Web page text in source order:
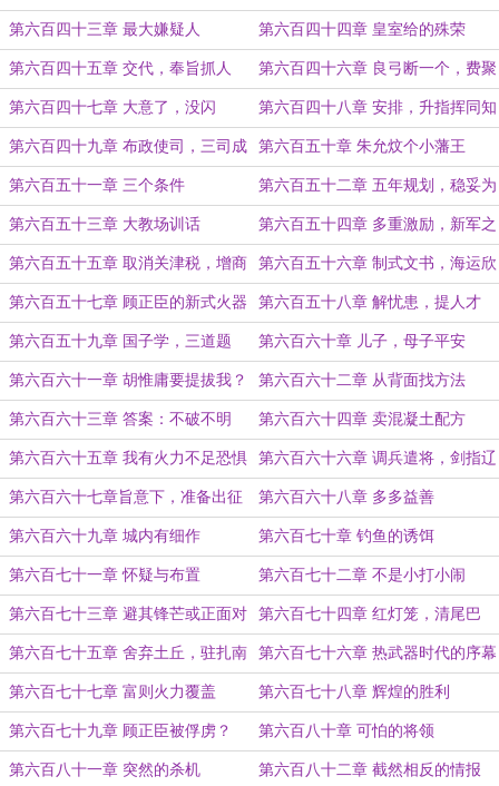
第六百四十三章 最大嫌疑人 第六百四十四章 皇室给的殊荣
第六百四十五章 交代，奉旨抓人 第六百四十六章 良弓断一个，费聚
死
第六百四十七章 大意了，没闪 第六百四十八章 安排，升指挥同知
第六百四十九章 布政使司，三司成 第六百五十章 朱允炆个小藩王
第六百五十一章 三个条件 第六百五十二章 五年规划，稳妥为
主
第六百五十三章 大教场训话 第六百五十四章 多重激励，新军之
策
第六百五十五章 取消关津税，增商
税
第六百五十六章 制式文书，海运欣
荣
第六百五十七章 顾正臣的新式火器
论
第六百五十八章 解忧患，提人才
第六百五十九章 国子学，三道题 第六百六十章 儿子，母子平安
第六百六十一章 胡惟庸要提拔我？ 第六百六十二章 从背面找方法
第六百六十三章 答案：不破不明 第六百六十四章 卖混凝土配方
第六百六十五章 我有火力不足恐惧
症
第六百六十六章 调兵遣将，剑指辽
东
第六百六十七章旨意下，准备出征 第六百六十八章 多多益善
第六百六十九章 城内有细作 第六百七十章 钓鱼的诱饵
第六百七十一章 怀疑与布置 第六百七十二章 不是小打小闹
第六百七十三章 避其锋芒或正面对
抗
第六百七十四章 红灯笼，清尾巴
第六百七十五章 舍弃土丘，驻扎南
坡
第六百七十六章 热武器时代的序幕
第六百七十七章 富则火力覆盖 第六百七十八章 辉煌的胜利
第六百七十九章 顾正臣被俘虏？ 第六百八十章 可怕的将领
第六百八十一章 突然的杀机 第六百八十二章 截然相反的情报